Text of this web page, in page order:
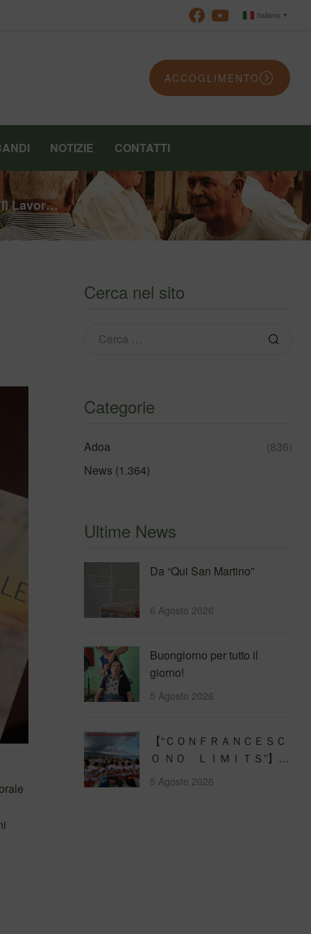
Italiano ▼
ACCOGLIMENTO
NOTIZIE CONTATTI
Il Lavor…
Cerca nel sito
Categorie
Adoa
(836)
News (1.364)
Ultime News
Da “Qui San Martino”
6 Agosto 2026
Buongiorno per tutto il
giorno!
5 Agosto 2026
【 “ＣＯＮＦＲＡＮＣＥＳＣ
Ｏ ＮＯ ＬＩＭＩＴＳ”】
Traversata dello Stretto di
Messina
5 Agosto 2026